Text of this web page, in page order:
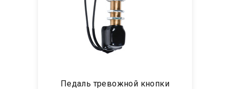
Педаль тревожной кнопки